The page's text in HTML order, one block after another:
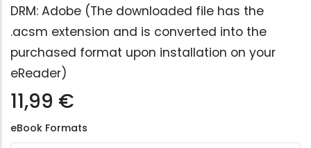
DRM: Adobe (The downloaded file has the
.acsm extension and is converted into the
purchased format upon installation on your
eReader)
11,99 €
eBook Formats